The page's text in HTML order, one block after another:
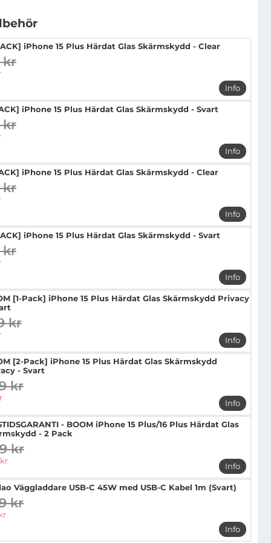
iPhone 15 Plus Härdat Glas Skärmskydd - Clear
pris
kr
Info
mer info
iPhone 15 Plus Härdat Glas Skärmskydd - Svart
pris
kr
Info
mer info
iPhone 15 Plus Härdat Glas Skärmskydd - Clear
pris
kr
Info
mer info
iPhone 15 Plus Härdat Glas Skärmskydd - Svart
pris
kr
Info
mer info
[1-Pack] iPhone 15 Plus Härdat Glas Skärmskydd Privacy
pris
kr
Info
mer info
[2-Pack] iPhone 15 Plus Härdat Glas Skärmskydd
- Svart
pris
kr
Info
mer info
- BOOM iPhone 15 Plus/16 Plus Härdat Glas
- 2 Pack
pris
kr
Info
mer info
Väggladdare USB-C 45W med USB-C Kabel 1m (Svart)
pris
kr
Info
mer info